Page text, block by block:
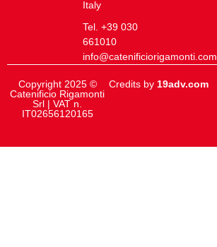
Italy
Tel. +39 030
661010
info@catenificiorigamonti.com
Copyright 2025 ©
Catenificio Rigamonti
Srl | VAT n.
IT02656120165
Credits by 19adv.com